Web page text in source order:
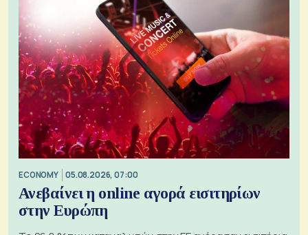
ECONOMY 05.08.2026, 07:00
Ανεβαίνει η online αγορά εισιτηρίων
στην Ευρώπη